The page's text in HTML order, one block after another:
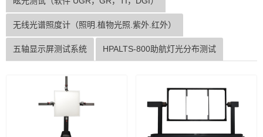
无线光谱照度计（照明.植物光照.紫外.红外）
五轴显示屏测试系统 HPALTS-800助航灯光分布测试